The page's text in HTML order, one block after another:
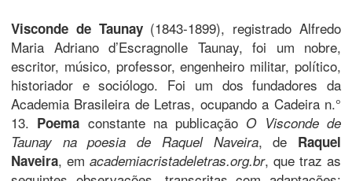
Visconde de Taunay(1843-1899), registrado Alfredo
Maria Adriano d’Escragnolle Taunay, foi um nobre,
escritor, músico, professor, engenheiro militar, político,
historiador e sociólogo. Foi um dos fundadores da
Academia Brasileira de Letras, ocupando a Cadeira n.°
13. Poema constante na publicação O Visconde de
Taunay na poesia de Raquel Naveira, de Raquel
Naveira, em academiacristadeletras.org.br, que traz as